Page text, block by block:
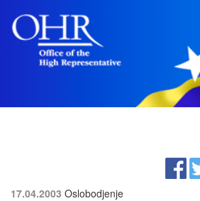
17.04.2003 Oslobodjenje